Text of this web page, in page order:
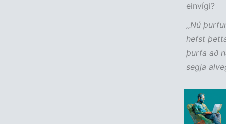
einvígi?
,,Nú
hefst
þurfa að
segja